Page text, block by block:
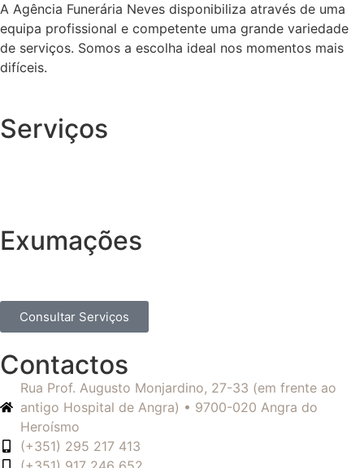
A Agência Funerária Neves disponibiliza através de uma
equipa profissional e competente uma grande variedade
de serviços. Somos a escolha ideal nos momentos mais
difíceis.
Serviços
Exumações
Consultar Serviços
Contactos
Rua Prof. Augusto Monjardino, 27-33 (em frente ao
antigo Hospital de Angra) • 9700-020 Angra do
Heroísmo
(+351) 295 217 413